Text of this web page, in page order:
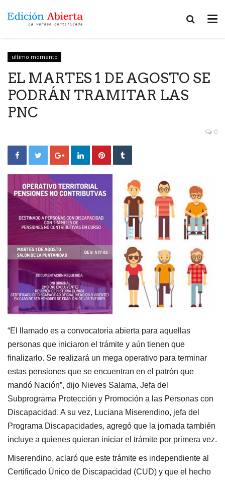
ultimo momento
EL MARTES 1 DE AGOSTO SE
PODRÁN TRAMITAR LAS
PNC
0
“El llamado es a convocatoria abierta para aquellas
personas que iniciaron el trámite y aún tienen que
finalizarlo. Se realizará un mega operativo para terminar
estas pensiones que se encuentran en el patrón que
mandó Nación”, dijo Nieves Salama, Jefa del
Subprograma Protección y Promoción a las Personas con
Discapacidad. A su vez, Luciana Miserendino, jefa del
Programa Discapacidades, agregó que la jornada también
incluye a quienes quieran iniciar el trámite por primera vez.
Miserendino, aclaró que este trámite es independiente al
Certificado Único de Discapacidad (CUD) y que el hecho